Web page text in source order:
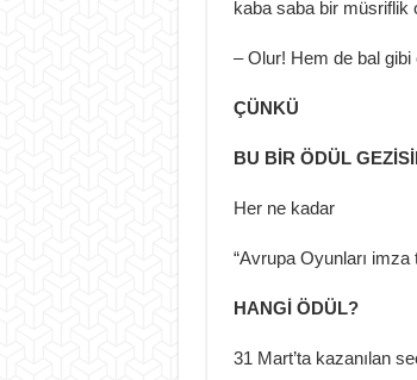
kaba saba bir müsriflik
– Olur! Hem de bal gibi
ÇÜNKÜ
BU BİR ÖDÜL
Her ne kadar
“Avrupa Oyunları
HANGİ ÖDÜL?
31 Mart’ta kazanılan